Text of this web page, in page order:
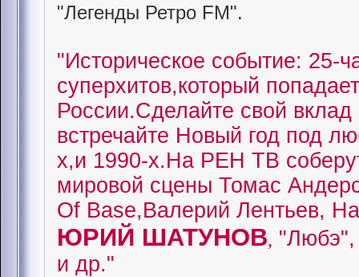
"Легенды Ретро FM".
"Историческое событие: 25-
суперхитов,который
России.Сделайте свой
встречайте Новый год под
х,и 1990-х.На РЕН ТВ
мировой сцены Томас
Of Base,Валерий Лентьев,
ЮРИЙ ШАТУНОВ, "Любэ",
и др."